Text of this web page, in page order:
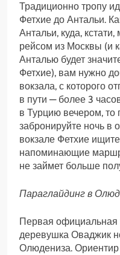
Традиционно тропу
Фетхие до Антальи.
Антальи, куда,
рейсом из Москвы (и
Анталью будет
Фетхие), вам нужно
вокзала, с которого
в пути — более 3
в Турцию вечером, то
забронируйте ночь в
вокзале Фетхие
напоминающие
не займет больше
Параглайдинг в
Первая официальная
деревушка Оваджик
Олюдениза. Ориентир